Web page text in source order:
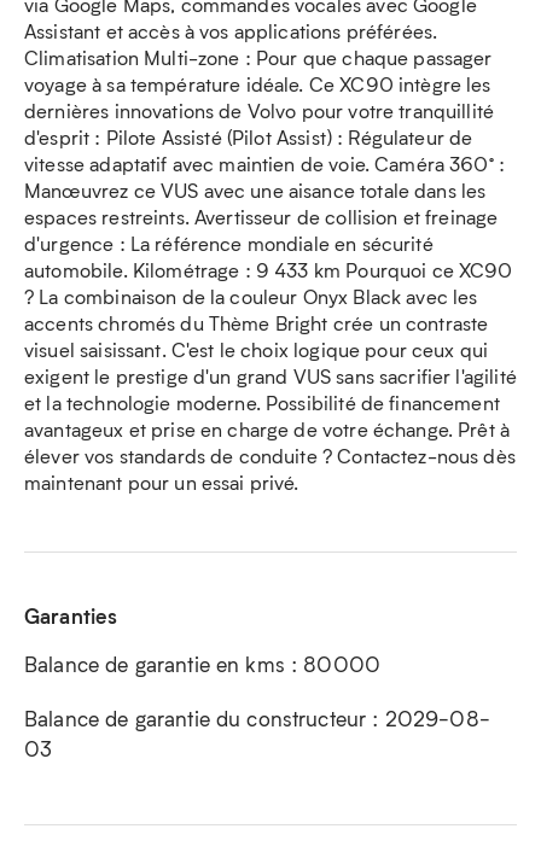
Assistant et accès à vos applications préférées.
Climatisation Multi-zone : Pour que chaque passager
voyage à sa température idéale. Ce XC90 intègre les
dernières innovations de Volvo pour votre tranquillité
d'esprit : Pilote Assisté (Pilot Assist) : Régulateur de
vitesse adaptatif avec maintien de voie. Caméra 360° :
Manœuvrez ce VUS avec une aisance totale dans les
espaces restreints. Avertisseur de collision et freinage
d'urgence : La référence mondiale en sécurité
automobile. Kilométrage : 9 433 km Pourquoi ce XC90
? La combinaison de la couleur Onyx Black avec les
accents chromés du Thème Bright crée un contraste
visuel saisissant. C'est le choix logique pour ceux qui
exigent le prestige d'un grand VUS sans sacrifier l'agilité
et la technologie moderne. Possibilité de financement
avantageux et prise en charge de votre échange. Prêt à
élever vos standards de conduite ? Contactez-nous dès
maintenant pour un essai privé.
Garanties
Balance de garantie en kms : 80000
Balance de garantie du constructeur : 2029-08-
03